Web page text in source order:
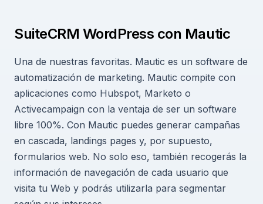
SuiteCRM WordPress con Mautic
Una de nuestras favoritas. Mautic es un software de
automatización de marketing. Mautic compite con
aplicaciones como Hubspot, Marketo o
Activecampaign con la ventaja de ser un software
libre 100%. Con Mautic puedes generar campañas
en cascada, landings pages y, por supuesto,
formularios web. No solo eso, también recogerás la
información de navegación de cada usuario que
visita tu Web y podrás utilizarla para segmentar